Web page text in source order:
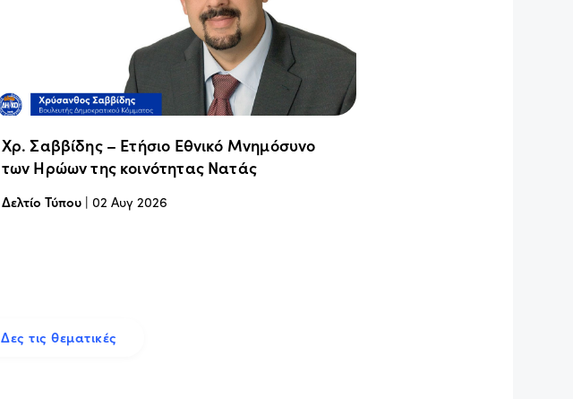
Χρ. Σαββίδης – Ετήσιο Εθνικό Μνημόσυνο
των Ηρώων της κοινότητας Νατάς
Δελτίο Τύπου| 02 Αυγ 2026
Δες τις θεματικές